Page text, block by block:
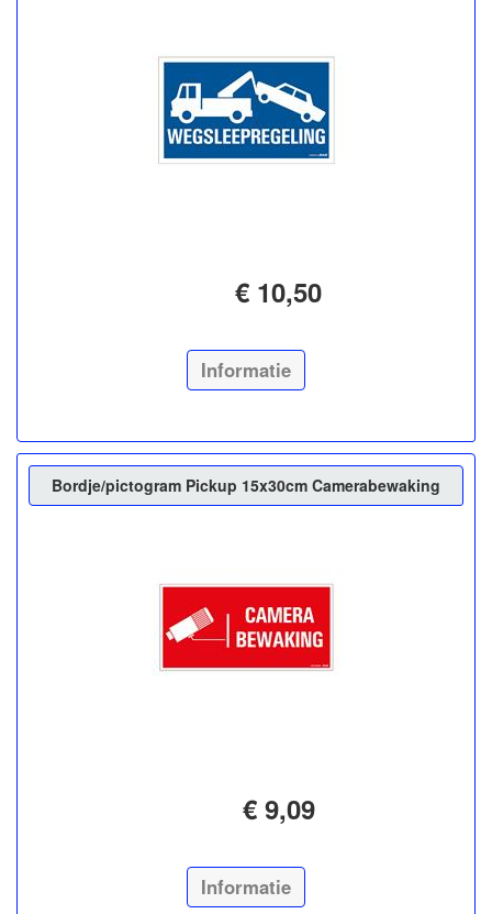
€ 10,50
Informatie
Bordje/pictogram Pickup 15x30cm Camerabewaking
€ 9,09
Informatie